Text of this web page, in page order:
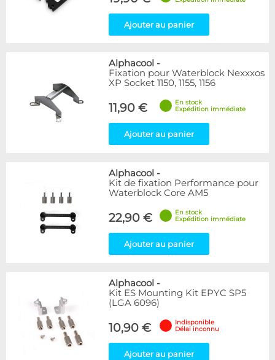
Ajouter au panier
Alphacool -
Fixation pour Waterblock Nexxxos
XP Socket 1150, 1155, 1156
11,90 €
En stock
Expédition immédiate
Ajouter au panier
Alphacool -
Kit de fixation Performance pour
Waterblock Core AM5
22,90 €
En stock
Expédition immédiate
Ajouter au panier
Alphacool -
Kit ES Mounting Kit EPYC SP5
(LGA 6096)
10,90 €
Indisponible
Délai inconnu
Ajouter au panier